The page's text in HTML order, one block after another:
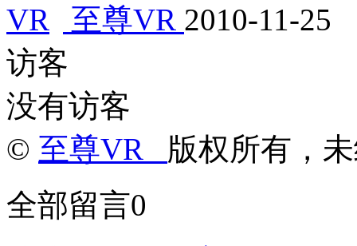
至尊VR 2010-11-25
访客
没有访客
© 至尊VR 版权所有，
全部留言0